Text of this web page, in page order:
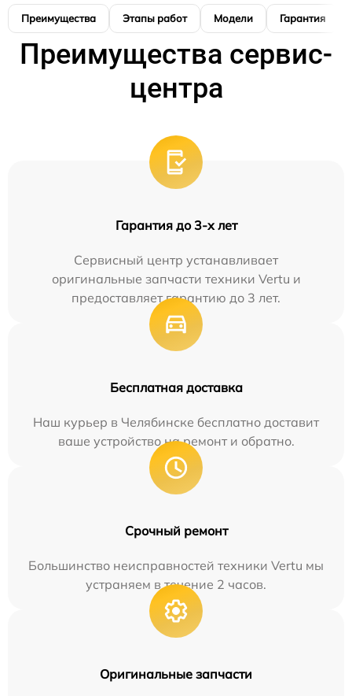
Преимущества Этапы работ Модели Гарантия
Преимущества сервис-
центра
Гарантия до 3-х лет
Сервисный центр устанавливает
оригинальные запчасти техники Vertu и
предоставляет гарантию до 3 лет.
Бесплатная доставка
Наш курьер в Челябинске бесплатно доставит
ваше устройство на ремонт и обратно.
Срочный ремонт
Большинство неисправностей техники Vertu мы
устраняем в течение 2 часов.
Оригинальные запчасти